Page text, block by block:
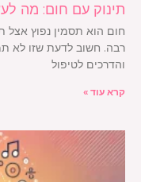
תינוק עם חום: מה
חום הוא תסמין נפוץ אצל
רבה. חשוב לדעת שזו לא
והדרכים לטיפול
קרא עוד »